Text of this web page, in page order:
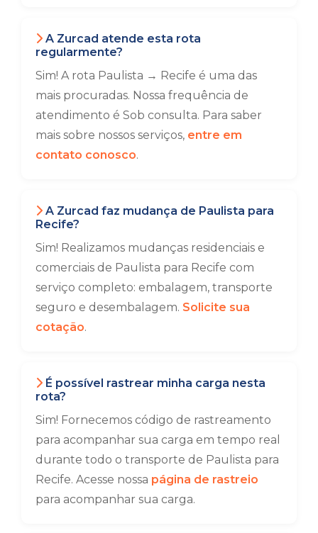
A Zurcad atende esta rota
regularmente?
Sim! A rota Paulista → Recife é uma das
mais procuradas. Nossa frequência de
atendimento é Sob consulta. Para saber
mais sobre nossos serviços, entre em
contato conosco.
A Zurcad faz mudança de Paulista para
Recife?
Sim! Realizamos mudanças residenciais e
comerciais de Paulista para Recife com
serviço completo: embalagem, transporte
seguro e desembalagem. Solicite sua
cotação.
É possível rastrear minha carga nesta
rota?
Sim! Fornecemos código de rastreamento
para acompanhar sua carga em tempo real
durante todo o transporte de Paulista para
Recife. Acesse nossa página de rastreio
para acompanhar sua carga.